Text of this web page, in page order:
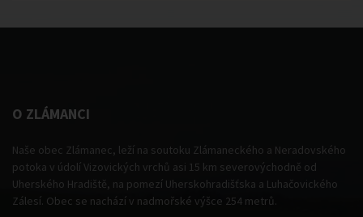
O ZLÁMANCI
Naše obec Zlámanec, leží na soutoku Zlámaneckého a Neradovského
potoka v údolí Vizovických vrchů asi 15 km severovýchodně od
Uherského Hradiště, na pomezí Uherskohradišťska a Luhačovického
Zálesí. Obec se nachází v nadmořské výšce 254 metrů.